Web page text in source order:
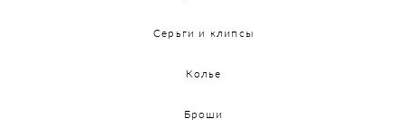
Серьги и клипсы
Колье
Броши